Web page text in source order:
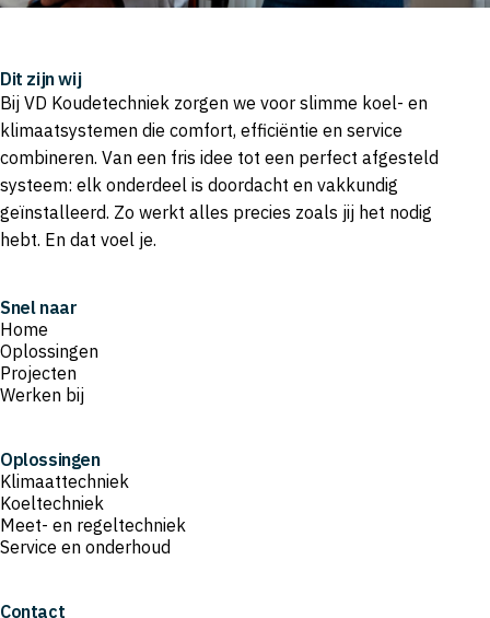
Dit zijn wij
Bij VD Koudetechniek zorgen we voor slimme koel- en
klimaatsystemen die comfort, efficiëntie en service
combineren. Van een fris idee tot een perfect afgesteld
systeem: elk onderdeel is doordacht en vakkundig
geïnstalleerd. Zo werkt alles precies zoals jij het nodig
hebt. En dat voel je.
Snel naar
Home
Oplossingen
Projecten
Werken bij
Oplossingen
Klimaattechniek
Koeltechniek
Meet- en regeltechniek
Service en onderhoud
Contact